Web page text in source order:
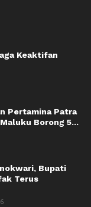
Keaktifan
Pertamina Patra
Borong 5...
Bupati
Terus